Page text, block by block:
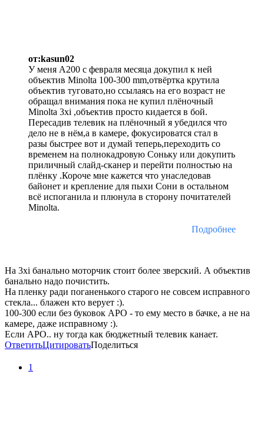
от:kasun02
У меня А200 с февраля месяца докупил к ней
объектив Minolta 100-300 mm,отвёртка крутила
объектив туговато,но ссылаясь на его возраст не
обращал внимания пока не купил плёночный
Minolta 3xi ,объектив просто кидается в бой.
Пересадив телевик на плёночный я убедился что
дело не в нём,а в камере, фокусироватся стал в
разы быстрее вот и думай теперь,переходить со
временем на полнокадровую Соньку или докупить
приличный слайд-сканер и перейти полностью на
плёнку .Короче мне кажется что унаследовав
байонет и крепление для пыхи Сони в остальном
всё испоганила и плюнула в сторону почитателей
Minolta.
Подробнее
На 3xi банально моторчик стоит более зверский. А объектив
банально надо почистить.
На пленку ради поганенького старого не совсем исправного
стекла... блажен кто верует :).
100-300 если без буковок АРО - то ему место в бачке, а не на
камере, даже исправному :).
Если АРО.. ну тогда как бюджетный телевик канает.
ОтветитьЦитироватьПоделиться
1